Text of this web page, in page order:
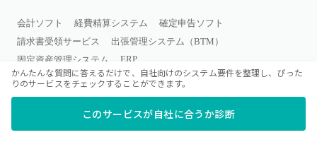
会計ソフト 経費精算システム
確定申告ソフト
請求書受領サービス
出張管理システム（BTM）
固定資産管理システム
ERP
かんたんな質問に答えるだけで、自社向けのシステム要件を整理し、ぴった
りのサービスをチェックすることができます。
このサービスが自社に合うか診断